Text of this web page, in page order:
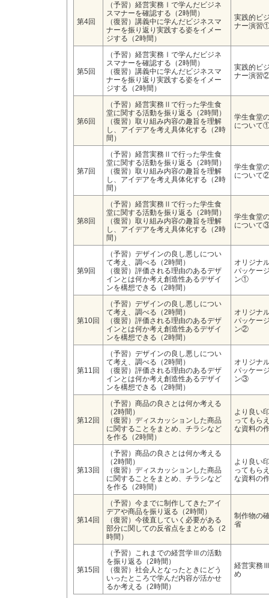
第4回
（予習）経営実務Ⅰで学んだビジネ
スマナーを確認する（2時間）
（復習）講義中に学んだビジネスマ
ナーを振り返り実践する姿をイメー
ジする（2時間）
実践的ビ
ナー演習
第5回
（予習）経営実務Ⅰで学んだビジネ
スマナーを確認する（2時間）
（復習）講義中に学んだビジネスマ
ナーを振り返り実践する姿をイメー
ジする（2時間）
実践的ビ
ナー演習
第6回
（予習）経営実務Ⅱで行った学生食
堂に関する活動を振り返る（2時間）
（復習）取り組み内容の趣旨を理解
し、アイデアを考え具体化する（2時
間）
学生食堂
について
第7回
（予習）経営実務Ⅱで行った学生食
堂に関する活動を振り返る（2時間）
（復習）取り組み内容の趣旨を理解
し、アイデアを考え具体化する（2時
間）
学生食堂
について
第8回
（予習）経営実務Ⅱで行った学生食
堂に関する活動を振り返る（2時間）
（復習）取り組み内容の趣旨を理解
し、アイデアを考え具体化する（2時
間）
学生食堂
について
第9回
（予習）デザインの良し悪しについ
て考え、調べる（2時間）
（復習）評価される理由のあるデザ
インとは何か考え創造性あるデザイ
ンを構想できる（2時間）
オリジナ
パッケー
ン①
第10回
（予習）デザインの良し悪しについ
て考え、調べる（2時間）
（復習）評価される理由のあるデザ
インとは何か考え創造性あるデザイ
ンを構想できる（2時間）
オリジナ
パッケー
ン②
第11回
（予習）デザインの良し悪しについ
て考え、調べる（2時間）
（復習）評価される理由のあるデザ
インとは何か考え創造性あるデザイ
ンを構想できる（2時間）
オリジナ
パッケー
ン③
第12回
（予習）商品の良さとは何か考える
（2時間）
（復習）ディスカッションした商品
に関することをまとめ、チラシなど
を作る（2時間）
より良い
ってもら
な資料の
第13回
（予習）商品の良さとは何か考える
（2時間）
（復習）ディスカッションした商品
に関することをまとめ、チラシなど
を作る（2時間）
より良い
ってもら
な資料の
第14回
（予習）今までに制作してきたアイ
デアや商品を振り返る（2時間）
（復習）今後直していく必要がある
部分に関しての反省点をまとめる（2
時間）
制作物の
省
第15回
（予習）これまでの経営学Ⅲの活動
を振り返る（2時間）
（復習）社会人となったときにどう
いったところで学んだ内容が活かせ
るか考える（2時間）
経営実務
め